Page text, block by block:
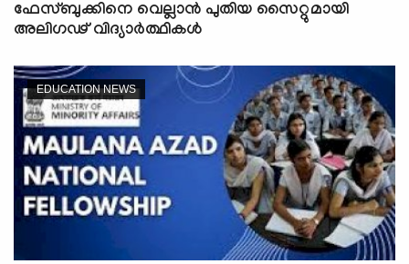
ഫേസ്ബുക്കിനെ വെല്ലാന്‍ പുതിയ സൈറ്റുമായി
അലിഗഢ് വിദ്യാര്‍ത്ഥികള്‍
EDUCATION NEWS